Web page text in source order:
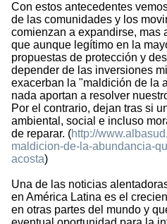
Con estos antecedentes
de las comunidades y los
comienzan a expandirse, mas
que aunque legítimo en la
propuestas de protección y
depender de las inversiones
exacerban la "maldición de la
nada aportan a resolver
Por el contrario, dejan tras si
ambiental, social e incluso
de reparar. (http://
maldicion-de-la-abundancia-
acosta)
Una de las noticias
en América Latina es el
en otras partes del mundo y